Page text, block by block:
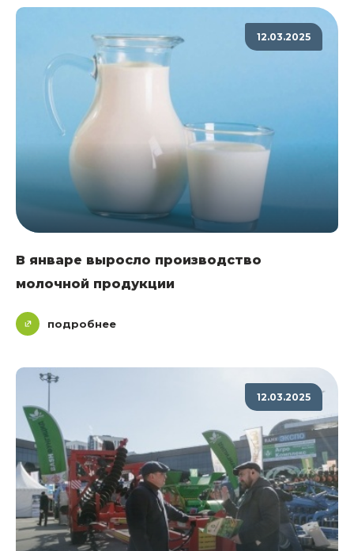
12.03.2025
В январе выросло производство
молочной продукции
подробнее
12.03.2025